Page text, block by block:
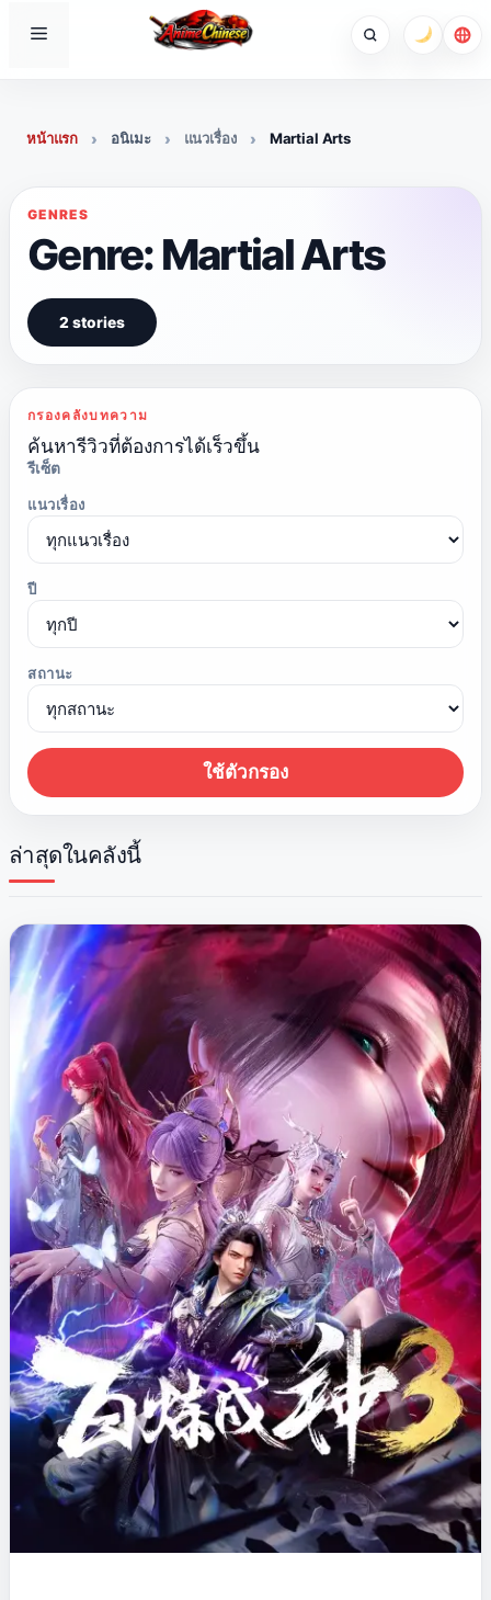
Menu
หน้าแรก อนิเมะ แนวเรื่อง Martial Arts
GENRES
Genre: Martial Arts
2 stories
กรองคลังบทความ
ค้นหารีวิวที่ต้องการได้เร็วขึ้น
รีเซ็ต
แนวเรื่อง
ปี
สถานะ
ใช้ตัวกรอง
ล่าสุดในคลังนี้